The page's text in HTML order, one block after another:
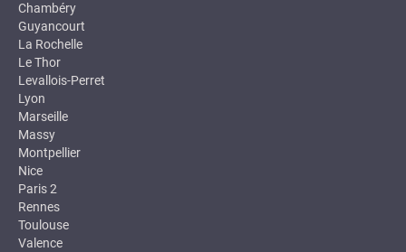
Chambéry
Guyancourt
La Rochelle
Le Thor
Levallois-Perret
Lyon
Marseille
Massy
Montpellier
Nice
Paris 2
Rennes
Toulouse
Valence